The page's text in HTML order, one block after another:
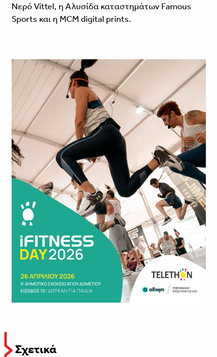
Νερό Vittel, η Αλυσίδα καταστημάτων Famous
Sports και η MCM digital prints.
Σχετικά